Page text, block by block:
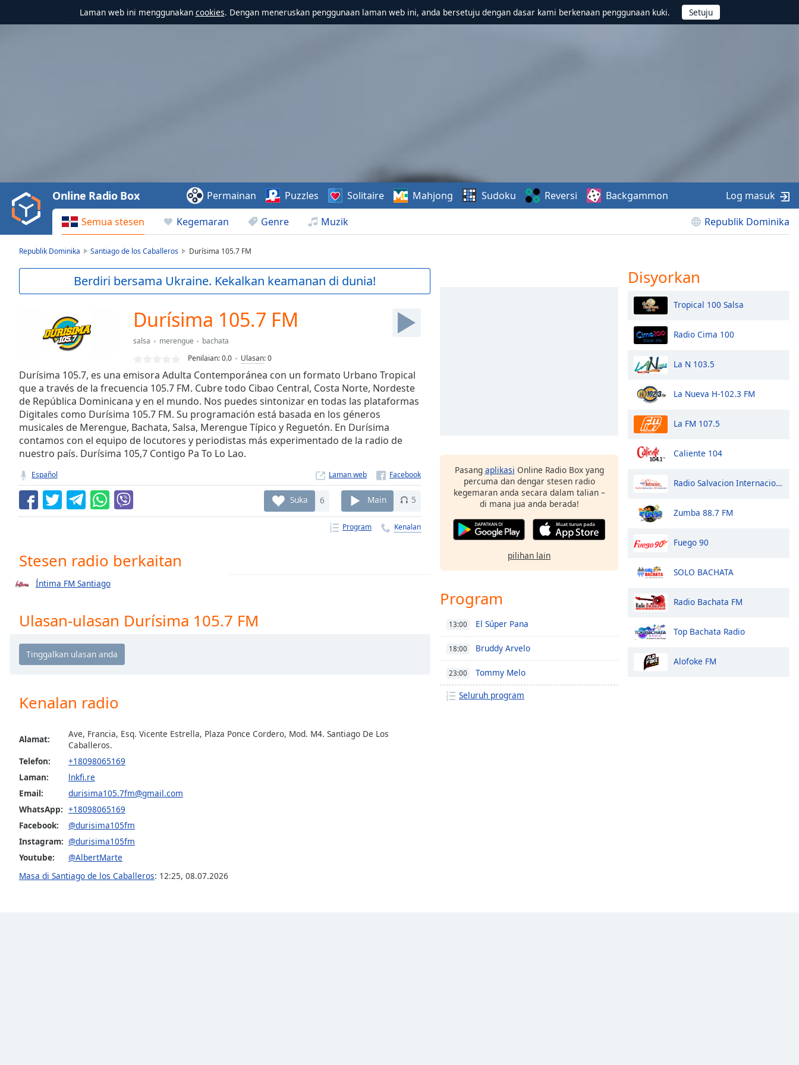
Laman web ini menggunakan cookies. Dengan meneruskan penggunaan laman web ini, anda bersetuju dengan dasar kami berkenaan penggunaan kuki.
Video
Play
Backward
Skip
Current
TypeLIVE
Seek to
live,
currently
behind
LIVE
Remaining
Time-
Playback
Chapters
Descriptions
off,
selected
Subtitles
opens
dialog
off,
selected
Track
in-
Picture
Semua stesen Kegemaran Genre Muzik Republik Dominika
Online Radio Box Permainan Puzzles Solitaire Mahjong Sudoku Reversi Backgammon Log masuk
Republik Dominika Santiago de los Caballeros Durísima 105.7 FM
Berdiri bersama Ukraine. Kekalkan keamanan di dunia!
Durísima 105.7 FM
salsa merengue
bachata
Penilaian:0.0 Ulasan:0
Durísima 105.7, es una emisora Adulta Contemporánea con un formato Urbano Tropical
que a través de la frecuencia 105.7 FM. Cubre todo Cibao Central, Costa Norte, Nordeste
de República Dominicana y en el mundo. Nos puedes sintonizar en todas las plataformas
Digitales como Durísima 105.7 FM. Su programación está basada en los géneros
musicales de Merengue, Bachata, Salsa, Merengue Típico y Reguetón. En Durísima
contamos con el equipo de locutores y periodistas más experimentado de la radio de
nuestro país. Durísima 105,7 Contigo Pa To Lo Lao.
Español Laman web
Suka 6 Main 5
Program Kenalan
Stesen radio berkaitan
Íntima FM Santiago
Ulasan-ulasan Durísima 105.7 FM
Kenalan radio
Alamat:
Ave, Francia, Esq. Vicente Estrella, Plaza Ponce Cordero, Mod. M4. Santiago De Los
Caballeros.
Telefon:
+18098065169
Laman:
lnkfi.re
Email:
durisima105.7fm@gmail.com
WhatsApp: +18098065169
Facebook:
@durisima105fm
Instagram: @durisima105fm
Youtube:
@AlbertMarte
Masa di Santiago de los Caballeros: 12:25, 08.07.2026
Pasang aplikasi Online Radio Box yang
percuma dan dengar stesen radio
kegemaran anda secara dalam talian –
di mana jua anda berada!
pilihan lain
Program
13:00 El Súper Pana
18:00 Bruddy Arvelo
23:00
Tommy Melo
Seluruh program
Disyorkan
Tropical 100 Salsa
Radio Cima 100
La N 103.5
La Nueva H-102.3 FM
La FM 107.5
Caliente 104
Radio Salvacion Internacional
Zumba 88.7 FM
Fuego 90
SOLO BACHATA
Radio Bachata FM
Top Bachata Radio
Alofoke FM